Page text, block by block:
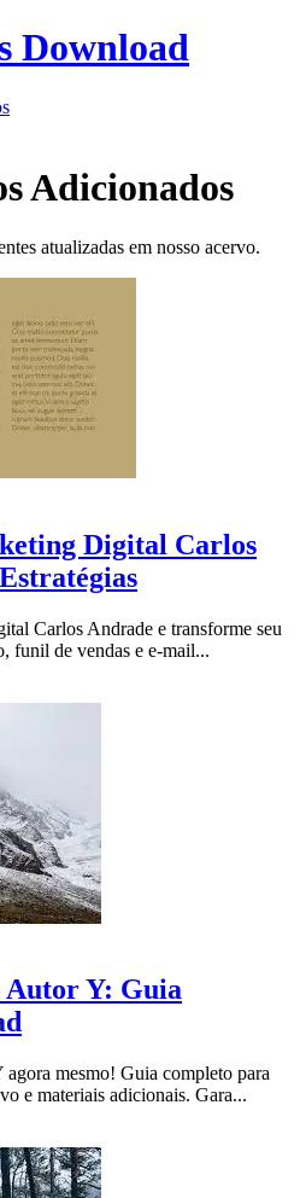
Download
Adicionados
atualizadas em nosso acervo.
Digital Carlos
Carlos Andrade e transforme seu
funil de vendas e e-mail...
Autor Y: Guia
mesmo! Guia completo para
e materiais adicionais. Gara...